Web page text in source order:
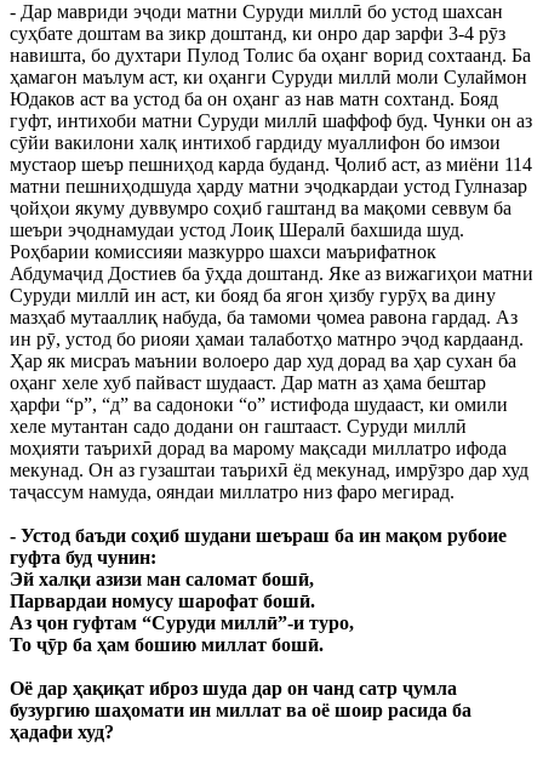
- Дар мавриди эҷоди матни Суруди миллӣ бо устод шахсан
суҳбате доштам ва зикр доштанд, ки онро дар зарфи 3-4 рӯз
навишта, бо духтари Пулод Толис ба оҳанг ворид сохтаанд. Ба
ҳамагон маълум аст, ки оҳанги Суруди миллӣ моли Сулаймон
Юдаков аст ва устод ба он оҳанг аз нав матн сохтанд. Бояд
гуфт, интихоби матни Суруди миллӣ шаффоф буд. Чунки он аз
сӯйи вакилони халқ интихоб гардиду муаллифон бо имзои
мустаор шеър пешниҳод карда буданд. Ҷолиб аст, аз миёни 114
матни пешниҳодшуда ҳарду матни эҷодкардаи устод Гулназар
ҷойҳои якуму дуввумро соҳиб гаштанд ва мақоми севвум ба
шеъри эҷоднамудаи устод Лоиқ Шералӣ бахшида шуд.
Роҳбарии комиссияи мазкурро шахси маърифатнок
Абдумаҷид Достиев ба ӯҳда доштанд. Яке аз вижагиҳои матни
Суруди миллӣ ин аст, ки бояд ба ягон ҳизбу гурӯҳ ва дину
мазҳаб мутааллиқ набуда, ба тамоми ҷомеа равона гардад. Аз
ин рӯ, устод бо риояи ҳамаи талаботҳо матнро эҷод кардаанд.
Ҳар як мисраъ маънии волоеро дар худ дорад ва ҳар сухан ба
оҳанг хеле хуб пайваст шудааст. Дар матн аз ҳама бештар
ҳарфи “р”, “д” ва садоноки “о” истифода шудааст, ки омили
хеле мутантан садо додани он гаштааст. Суруди миллӣ
моҳияти таърихӣ дорад ва марому мақсади миллатро ифода
мекунад. Он аз гузаштаи таърихӣ ёд мекунад, имрӯзро дар худ
таҷассум намуда, ояндаи миллатро низ фаро мегирад.
- Устод баъди соҳиб шудани шеъраш ба ин мақом рубоие
гуфта буд чунин:
Эй халқи азизи ман саломат бошӣ,
Парвардаи номусу шарофат бошӣ.
Аз ҷон гуфтам “Суруди миллӣ”-и туро,
То ҷӯр ба ҳам бошию миллат бошӣ.
Оё дар ҳақиқат иброз шуда дар он чанд сатр ҷумла
бузургию шаҳомати ин миллат ва оё шоир расида ба
ҳадафи худ?